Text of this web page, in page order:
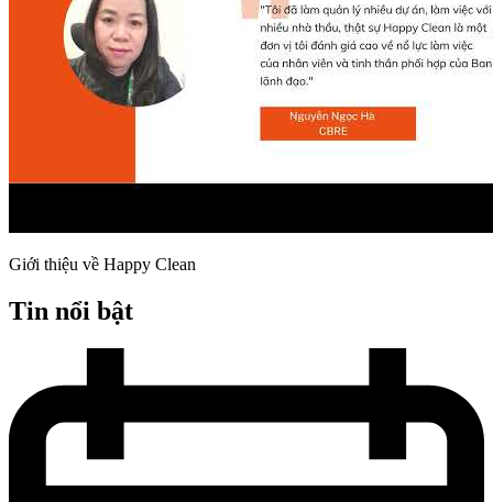
Giới thiệu về Happy Clean
Tin nổi bật